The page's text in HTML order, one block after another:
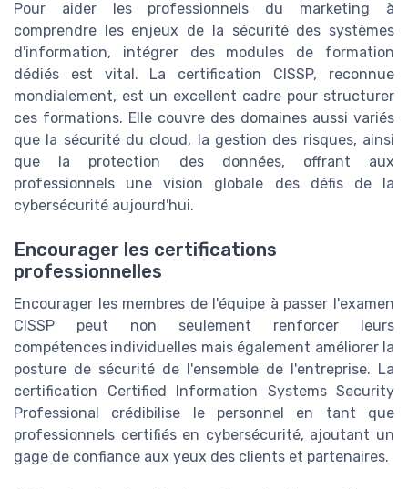
Pour aider les professionnels du marketing à
comprendre les enjeux de la sécurité des systèmes
d'information, intégrer des modules de formation
dédiés est vital. La certification CISSP, reconnue
mondialement, est un excellent cadre pour structurer
ces formations. Elle couvre des domaines aussi variés
que la sécurité du cloud, la gestion des risques, ainsi
que la protection des données, offrant aux
professionnels une vision globale des défis de la
cybersécurité aujourd'hui.
Encourager les certifications
professionnelles
Encourager les membres de l'équipe à passer l'examen
CISSP peut non seulement renforcer leurs
compétences individuelles mais également améliorer la
posture de sécurité de l'ensemble de l'entreprise. La
certification Certified Information Systems Security
Professional crédibilise le personnel en tant que
professionnels certifiés en cybersécurité, ajoutant un
gage de confiance aux yeux des clients et partenaires.